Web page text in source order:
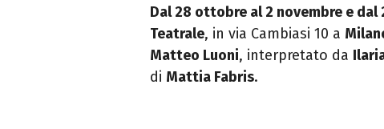
Dal 28 ottobre al 2 novembre e dal
Teatrale, in via Cambiasi 10 a
Matteo Luoni, interpretato da
di Mattia Fabris.